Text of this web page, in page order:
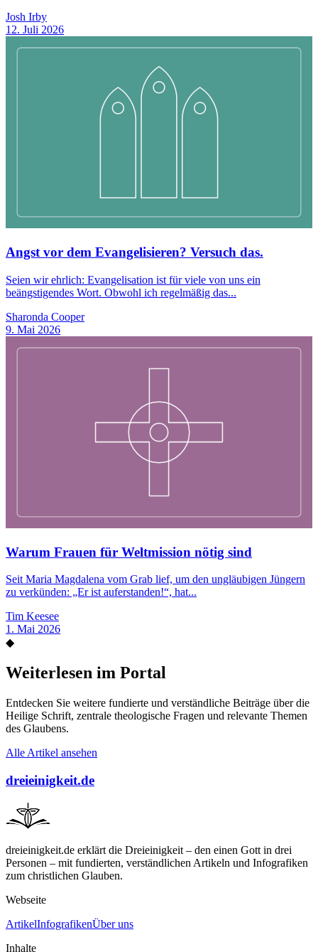
Josh Irby
12. Juli 2026
Angst vor dem Evangelisieren? Versuch das.
Seien wir ehrlich: Evangelisation ist für viele von uns ein
beängstigendes Wort. Obwohl ich regelmäßig das...
Sharonda Cooper
9. Mai 2026
Warum Frauen für Weltmission nötig sind
Seit Maria Magdalena vom Grab lief, um den ungläubigen Jüngern
zu verkünden: „Er ist auferstanden!“, hat...
Tim Keesee
1. Mai 2026
◆
Weiterlesen im Portal
Entdecken Sie weitere fundierte und verständliche Beiträge über die
Heilige Schrift, zentrale theologische Fragen und relevante Themen
des Glaubens.
Alle Artikel ansehen
dreieinigkeit.de
dreieinigkeit.de erklärt die Dreieinigkeit – den einen Gott in drei
Personen – mit fundierten, verständlichen Artikeln und Infografiken
zum christlichen Glauben.
Webseite
ArtikelInfografikenÜber uns
Inhalte